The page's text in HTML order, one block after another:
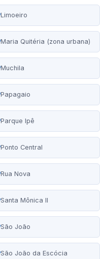
Limoeiro
Maria Quitéria (zona urbana)
Muchila
Papagaio
Parque Ipê
Ponto Central
Rua Nova
Santa Mônica II
São João
São João da Escócia